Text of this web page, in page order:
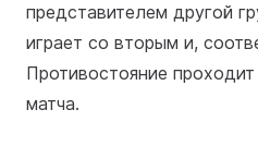
представителем другой
играет со вторым и,
Противостояние
матча.